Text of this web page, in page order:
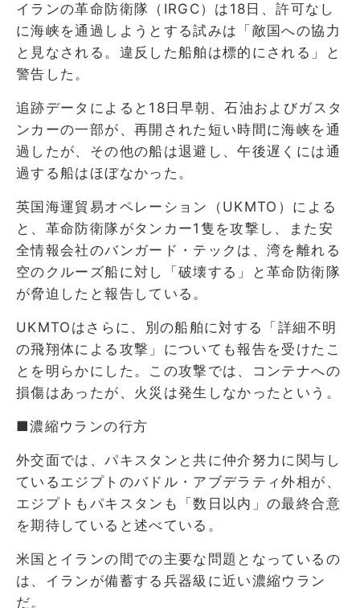
イランの革命防衛隊（IRGC）は18日、許可なし
に海峡を通過しようとする試みは「敵国への協力
と見なされる。違反した船舶は標的にされる」と
警告した。
追跡データによると18日早朝、石油およびガスタ
ンカーの一部が、再開された短い時間に海峡を通
過したが、その他の船は退避し、午後遅くには通
過する船はほぼなかった。
英国海運貿易オペレーション（UKMTO）による
と、革命防衛隊がタンカー1隻を攻撃し、また安
全情報会社のバンガード・テックは、湾を離れる
空のクルーズ船に対し「破壊する」と革命防衛隊
が脅迫したと報告している。
UKMTOはさらに、別の船舶に対する「詳細不明
の飛翔体による攻撃」についても報告を受けたこ
とを明らかにした。この攻撃では、コンテナへの
損傷はあったが、火災は発生しなかったという。
■濃縮ウランの行方
外交面では、パキスタンと共に仲介努力に関与し
ているエジプトのバドル・アブデラティ外相が、
エジプトもパキスタンも「数日以内」の最終合意
を期待していると述べている。
米国とイランの間での主要な問題となっているの
は、イランが備蓄する兵器級に近い濃縮ウラン
だ。